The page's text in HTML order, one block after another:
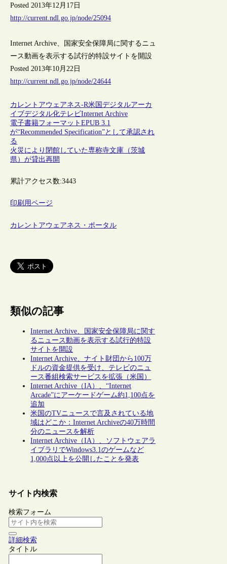
Posted 2013年12月17日
http://current.ndl.go.jp/node/25094
Internet Archive、国家安全保障局に関するニュ
ース動画を表示する試行的特設サイトを開設
Posted 2013年10月22日
http://current.ndl.go.jp/node/24644
カレントアウェアネス-R米国デジタルアーカ
イブデジタル化テレビInternet Archive
電子書籍フォーマットEPUB 3.1
が“Recommended Specification”として承認され
る
火災により閉館していた専称寺文庫（茨城
県）が貸出再開
累計アクセス数:3443
印刷用ページ
カレントアウェアネス・ポータル
類似の記事
Internet Archive、国家安全保障局に関す
るニュース動画を表示する試行的特設
サイトを開設
Internet Archive、ナイト財団から100万
ドルの資金提供を受け、テレビのニュ
ース番組検索サービスを拡張（米国）
Internet Archive（IA）、“Internet
Arcade”にアーケードゲーム約1,100点を
追加
米国のTVニュースで言及されている地
域はどこか：Internet Archiveの40万時間
分のニュースを解析
Internet Archive（IA）、ソフトウェアラ
イブラリでWindows3.1のゲームなど
1,000点以上を公開したことを発表
サイト内検索
検索フォーム
詳細検索
タイトル